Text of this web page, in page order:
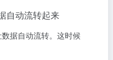
自动流转起来
据自动流转。这时候